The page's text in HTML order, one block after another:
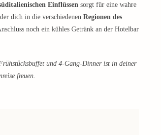
Einflüssen sorgt für eine wahre
dich in die verschiedenen Regionen des
noch ein kühles Getränk an der Hotelbar
und 4-Gang-Dinner ist in deiner
freuen.